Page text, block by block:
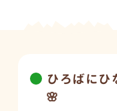
ひろばにひ
🌸